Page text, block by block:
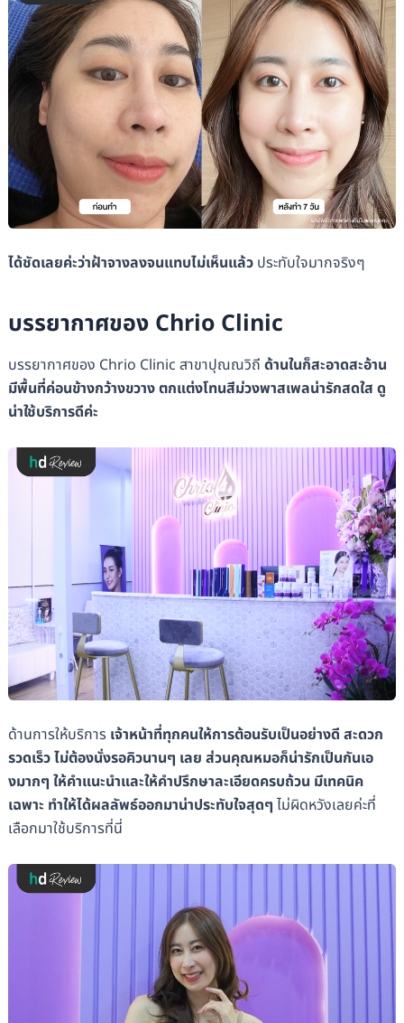
ได้ชัดเลยค่ะว่าฝ้าจางลงจนแทบไม่เห็นแล้วประทับใจมากจริงๆ
บรรยากาศของ Chrio Clinic
บรรยากาศของ Chrio Clinic สาขาปุณณวิถี ด้านในก็สะอาดสะอ้าน
มีพื้นที่ค่อนข้างกว้างขวาง ตกแต่งโทนสีม่วงพาสเพลน่ารักสดใส ดู
น่าใช้บริการดีค่ะ
ด้านการให้บริการ เจ้าหน้าที่ทุกคนให้การต้อนรับเป็นอย่างดี สะดวก
รวดเร็ว ไม่ต้องนั่งรอคิวนานๆ เลย ส่วนคุณหมอก็น่ารักเป็นกันเอ
งมากๆ ให้คำแนะนำและให้คำปรึกษาละเอียดครบถ้วน มีเทคนิค
เฉพาะ ทำให้ได้ผลลัพธ์ออกมาน่าประทับใจสุดๆ ไม่ผิดหวังเลยค่ะที่
เลือกมาใช้บริการที่นี่